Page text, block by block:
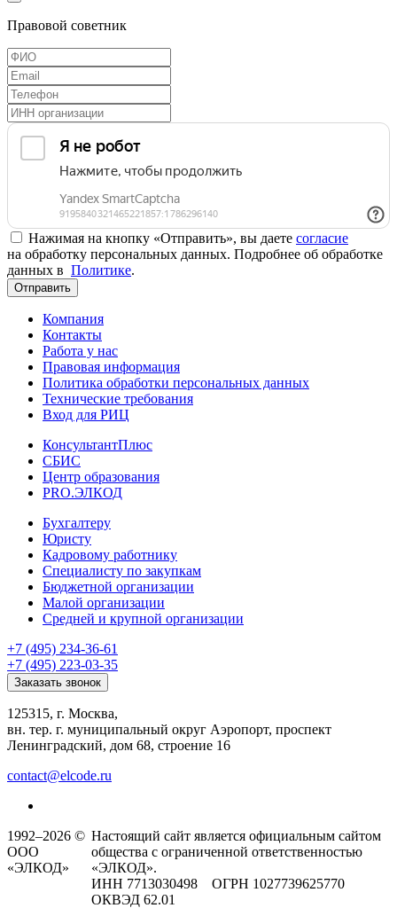
Правовой советник
Нажимая на кнопку «Отправить», вы даете согласие
на обработку персональных данных. Подробнее об обработке
данных в Политике.
Отправить
Компания
Контакты
Работа у нас
Правовая информация
Политика обработки персональных данных
Технические требования
Вход для РИЦ
КонсультантПлюс
СБИС
Центр образования
PRO.ЭЛКОД
Бухгалтеру
Юристу
Кадровому работнику
Специалисту по закупкам
Бюджетной организации
Малой организации
Средней и крупной организации
+7 (495) 234-36-61
+7 (495) 223-03-35
Заказать звонок
125315, г. Москва,
вн. тер. г. муниципальный округ Аэропорт, проспект
Ленинградский, дом 68, строение 16
contact@elcode.ru
1992–2026 ©
ООО
«ЭЛКОД»
Настоящий сайт является официальным сайтом
общества с ограниченной ответственностью
«ЭЛКОД».
ИНН 7713030498 ОГРН 1027739625770
ОКВЭД 62.01